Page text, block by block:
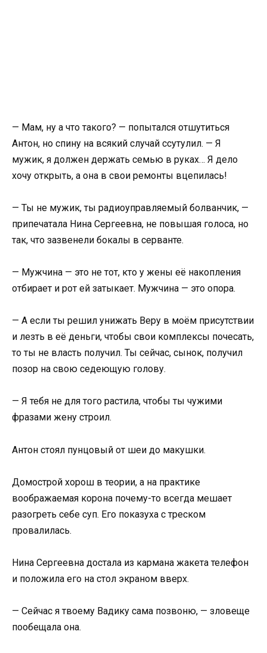
— Мам, ну а что такого? — попытался отшутиться
Антон, но спину на всякий случай ссутулил. — Я
мужик, я должен держать семью в руках… Я дело
хочу открыть, а она в свои ремонты вцепилась!
— Ты не мужик, ты радиоуправляемый болванчик, —
припечатала Нина Сергеевна, не повышая голоса, но
так, что зазвенели бокалы в серванте.
— Мужчина — это не тот, кто у жены её накопления
отбирает и рот ей затыкает. Мужчина — это опора.
— А если ты решил унижать Веру в моём присутствии
и лезть в её деньги, чтобы свои комплексы почесать,
то ты не власть получил. Ты сейчас, сынок, получил
позор на свою седеющую голову.
— Я тебя не для того растила, чтобы ты чужими
фразами жену строил.
Антон стоял пунцовый от шеи до макушки.
Домострой хорош в теории, а на практике
воображаемая корона почему-то всегда мешает
разогреть себе суп. Его показуха с треском
провалилась.
Нина Сергеевна достала из кармана жакета телефон
и положила его на стол экраном вверх.
— Сейчас я твоему Вадику сама позвоню, — зловеще
пообещала она.